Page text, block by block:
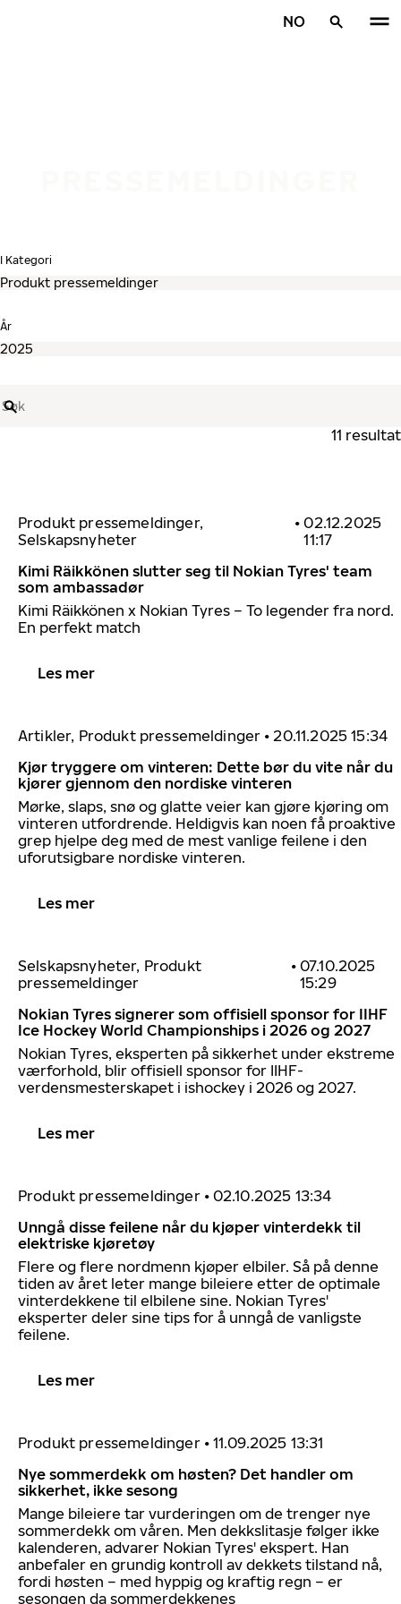
NO
I Kategori
År
11 resultat
Produkt pressemeldinger,
Selskapsnyheter
• 02.12.2025
11:17
Kimi Räikkönen slutter seg til Nokian Tyres' team
som ambassadør
Kimi Räikkönen x Nokian Tyres – To legender fra nord.
En perfekt match
Les mer
Artikler, Produkt pressemeldinger • 20.11.2025 15:34
Kjør tryggere om vinteren: Dette bør du vite når du
kjører gjennom den nordiske vinteren
Mørke, slaps, snø og glatte veier kan gjøre kjøring om
vinteren utfordrende. Heldigvis kan noen få proaktive
grep hjelpe deg med de mest vanlige feilene i den
uforutsigbare nordiske vinteren.
Les mer
Selskapsnyheter, Produkt
pressemeldinger
• 07.10.2025
15:29
Nokian Tyres signerer som offisiell sponsor for IIHF
Ice Hockey World Championships i 2026 og 2027
Nokian Tyres, eksperten på sikkerhet under ekstreme
værforhold, blir offisiell sponsor for IIHF-
verdensmesterskapet i ishockey i 2026 og 2027.
Les mer
Produkt pressemeldinger • 02.10.2025 13:34
Unngå disse feilene når du kjøper vinterdekk til
elektriske kjøretøy
Flere og flere nordmenn kjøper elbiler. Så på denne
tiden av året leter mange bileiere etter de optimale
vinterdekkene til elbilene sine. Nokian Tyres'
eksperter deler sine tips for å unngå de vanligste
feilene.
Les mer
Produkt pressemeldinger • 11.09.2025 13:31
Nye sommerdekk om høsten? Det handler om
sikkerhet, ikke sesong
Mange bileiere tar vurderingen om de trenger nye
sommerdekk om våren. Men dekkslitasje følger ikke
kalenderen, advarer Nokian Tyres' ekspert. Han
anbefaler en grundig kontroll av dekkets tilstand nå,
fordi høsten – med hyppig og kraftig regn – er
sesongen da sommerdekkenes